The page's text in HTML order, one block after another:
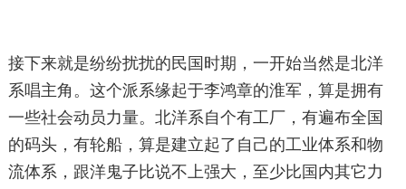
接下来就是纷纷扰扰的民国时期，一开始当然是北洋
系唱主角。这个派系缘起于李鸿章的淮军，算是拥有
一些社会动员力量。北洋系自个有工厂，有遍布全国
的码头，有轮船，算是建立起了自己的工业体系和物
流体系，跟洋鬼子比说不上强大，至少比国内其它力